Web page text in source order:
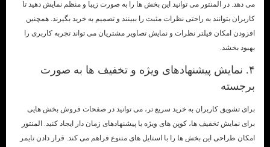
می دهد. در المنتور می توانید این بخش ها را به صورت زیبا و منظم نمایش دهید تا
کاربران بتوانند به راحتی نظرات مثبت را ببینند و تصمیم به خرید بگیرند. همچنین
افزودن امکان فیلتر نظرات و نمایش تصاویر مشتریان می تواند تجربه کاربری را
بهبود بخشد.
۴. نمایش پیشنهادهای ویژه و تخفیف ها به صورت
برجسته
برای تشویق کاربران به خرید سریع تر، می توانید در صفحات فروش بخش هایی
برای نمایش تخفیف ها، کوپن های ویژه یا پیشنهادهای زمان دار ایجاد کنید. المنتور
امکان طراحی این بخش ها را با استایل های متنوع فراهم می کند. قرار دادن تایمر